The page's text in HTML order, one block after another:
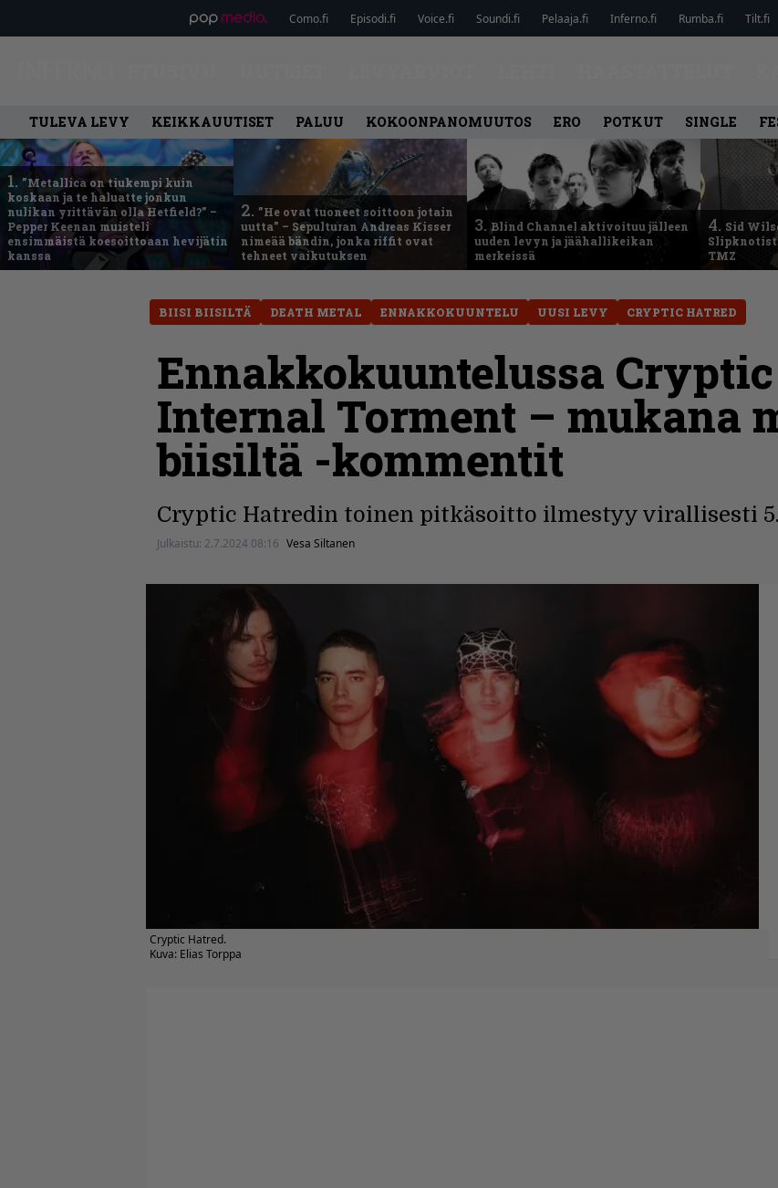
Como.fi Episodi.fi Voice.fi Soundi.fi Pelaaja.fi Inferno.fi Rumba.fi Tilt.fi
TULEVA LEVY KEIKKAUUTISET PALUU KOKOONPANOMUUTOS ERO POTKUT SINGLE
1. ”Metallica on tiukempi kuin
koskaan ja te haluatte jonkun
nulikan yrittävän olla Hetfield?” –
Pepper Keenan muisteli
ensimmäistä koesoittoaan hevijätin
kanssa
2. ”He ovat tuoneet soittoon jotain
uutta” – Sepulturan Andreas Kisser
nimeää bändin, jonka riffit ovat
tehneet vaikutuksen
3.Blind Channel aktivoituu jälleen
uuden levyn ja jäähallikeikan
merkeissä
4. Sid
TMZ
BIISI BIISILTÄ DEATH METAL ENNAKKOKUUNTELU UUSI LEVY CRYPTIC HATRED
Ennakkokuuntelussa
Internal Torment – mukana
biisiltä -kommentit
Cryptic Hatredin toinen pitkäsoitto ilmestyy virallisesti
Julkaistu: 2.7.2024 08:16 Vesa Siltanen
Cryptic Hatred.
Kuva: Elias Torppa